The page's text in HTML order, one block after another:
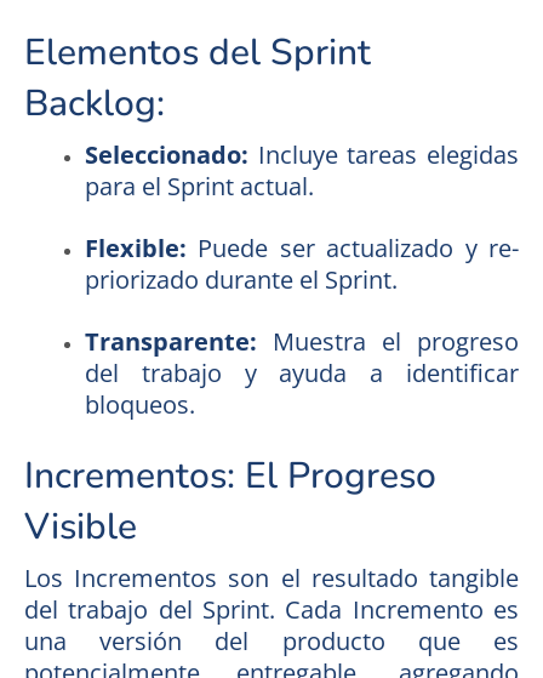
Elementos del Sprint
Backlog:
Seleccionado: Incluye tareas elegidas
para el Sprint actual.
Flexible: Puede ser actualizado y re-
priorizado durante el Sprint.
Transparente: Muestra el progreso
del trabajo y ayuda a identificar
bloqueos.
Incrementos: El Progreso
Visible
Los Incrementos son el resultado tangible
del trabajo del Sprint. Cada Incremento es
una versión del producto que es